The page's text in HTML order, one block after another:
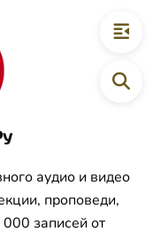
аудио и видео
проповеди,
записей от